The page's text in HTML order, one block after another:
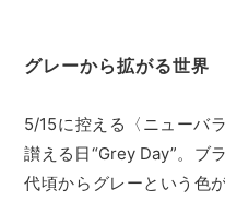
グレーから拡がる世界
5/15に控える〈ニューバ
讃える日“Grey Day”。ブ
代頃からグレーという色